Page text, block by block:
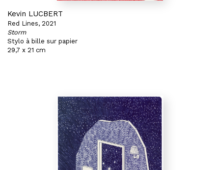
Kevin LUCBERT
Red Lines, 2021
Storm
Stylo à bille sur papier
29,7 x 21 cm